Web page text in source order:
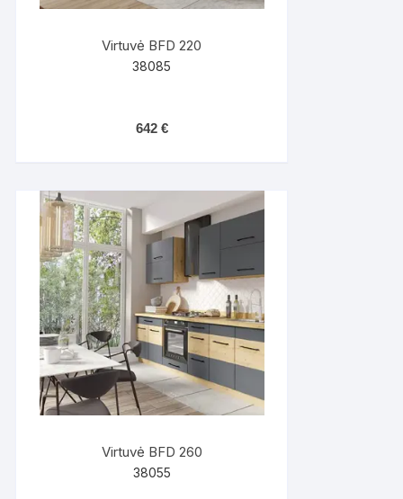
Virtuvė BFD 220
38085
642 €
Virtuvė BFD 260
38055